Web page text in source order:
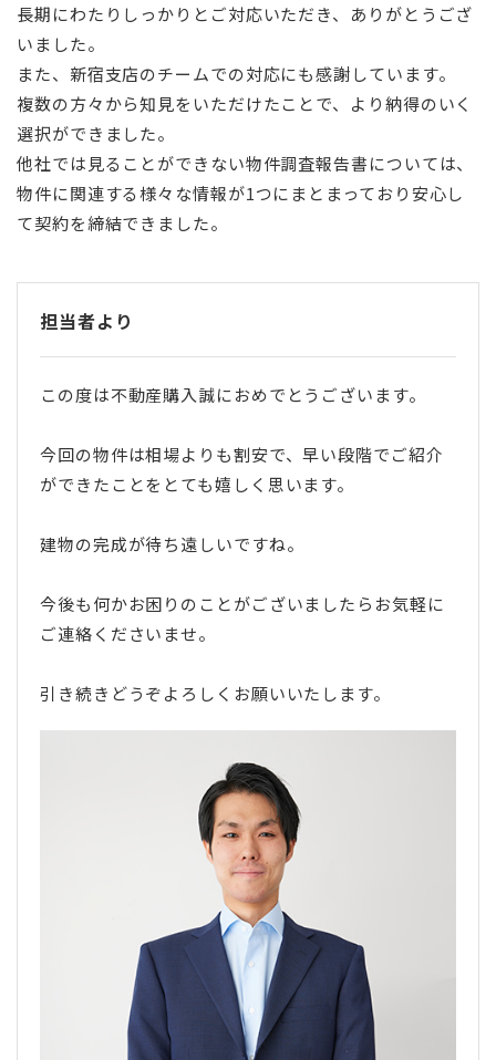
長期にわたりしっかりとご対応いただき、ありがとうござ
いました。
また、新宿支店のチームでの対応にも感謝しています。
複数の方々から知見をいただけたことで、より納得のいく
選択ができました。
他社では見ることができない物件調査報告書については、
物件に関連する様々な情報が1つにまとまっており安心し
て契約を締結できました。
担当者より
この度は不動産購入誠におめでとうございます。
今回の物件は相場よりも割安で、早い段階でご紹介
ができたことをとても嬉しく思います。
建物の完成が待ち遠しいですね。
今後も何かお困りのことがございましたらお気軽に
ご連絡くださいませ。
引き続きどうぞよろしくお願いいたします。